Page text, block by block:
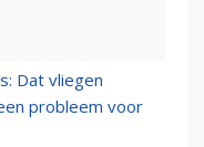
Dat vliegen
probleem voor